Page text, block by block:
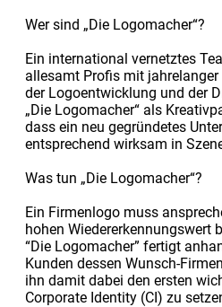
Wer sind „Die Logomacher“?
Ein international vernetztes
allesamt Profis mit
der Logoentwicklung und der
„Die Logomacher“ als
dass ein neu gegründetes
entsprechend wirksam in
Was tun „Die Logomacher“?
Ein Firmenlogo muss
hohen Wiedererkennungswert
“Die Logomacher” fertigt
Kunden dessen Wunsch-
ihn damit dabei den ersten
Corporate Identity (CI) zu